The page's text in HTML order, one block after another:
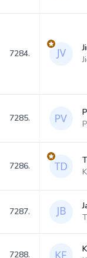
7284.
7285.
7286.
7287.
7288.